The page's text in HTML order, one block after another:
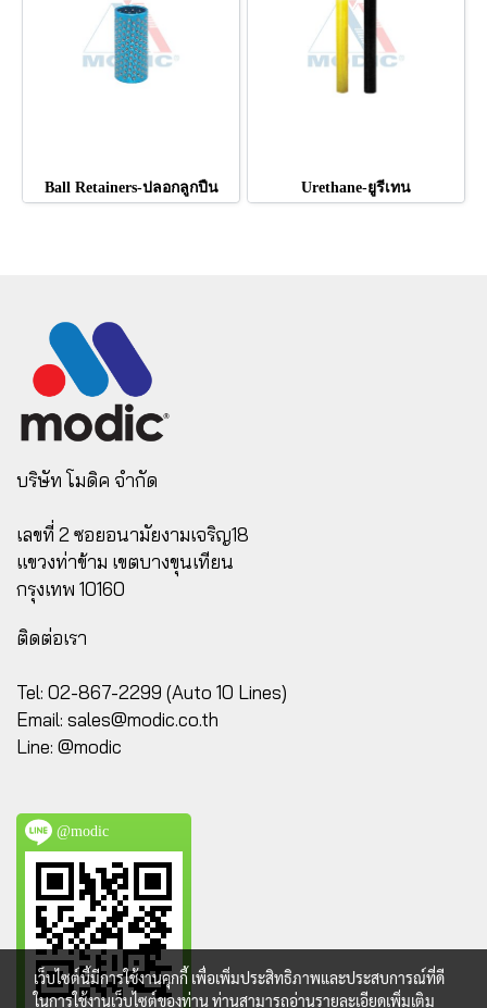
Ball Retainers-ปลอกลูกปืน Urethane-ยูรีเทน
บริษัท โมดิค จำกัด
เลขที่ 2 ซอยอนามัยงามเจริญ18
แขวงท่าข้าม เขตบางขุนเทียน
กรุงเทพ 10160
ติดต่อเรา
Tel: 02-867-2299 (Auto 10 Lines)
Email: sales@modic.co.th
Line: @modic
@modic
เว็บไซต์นี้มีการใช้งานคุกกี้ เพื่อเพิ่มประสิทธิภาพและประสบการณ์ที่ดี
ในการใช้งานเว็บไซต์ของท่าน ท่านสามารถอ่านรายละเอียดเพิ่มเติม